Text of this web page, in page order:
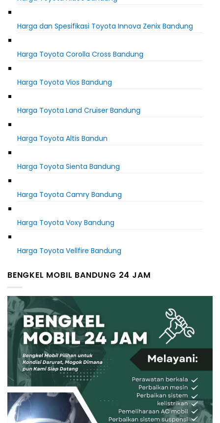
Harga dan Spesifikasi Toyota Innova Zenix Bandung
Harga Toyota Corolla Cross Bandung
Harga Toyota Vios Bandung
Harga Toyota Land Cruiser Bandung
Harga Toyota Altis Bandun
Harga Toyota Sienta Bandung
Harga Toyota Camry Bandung
Harga Toyota Voxy Bandung
Harga Toyota Vellfire Bandung
BENGKEL MOBIL BANDUNG 24 JAM